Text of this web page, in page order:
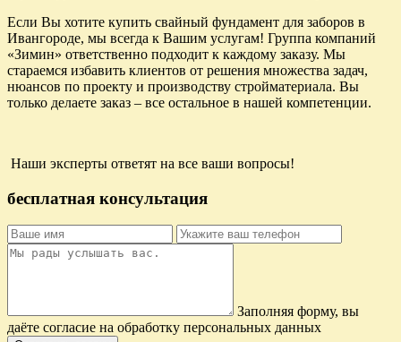
Если Вы хотите купить свайный фундамент для заборов в
Ивангороде, мы всегда к Вашим услугам! Группа компаний
«Зимин» ответственно подходит к каждому заказу. Мы
стараемся избавить клиентов от решения множества задач,
нюансов по проекту и производству стройматериала. Вы
только делаете заказ – все остальное в нашей компетенции.
Наши эксперты ответят на все ваши вопросы!
бесплатная консультация
Заполняя форму, вы
даёте согласие на обработку персональных данных